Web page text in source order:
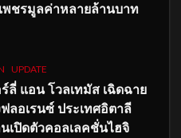
พชรมูลค่าหลายล้านบาท
UPDATE
ลี่ แอน โวลเทมัส เฉิดฉาย
ลอเรนซ์ ประเทศอิตาลี
เปิดตัวคอลเลคชั่นไฮจิ